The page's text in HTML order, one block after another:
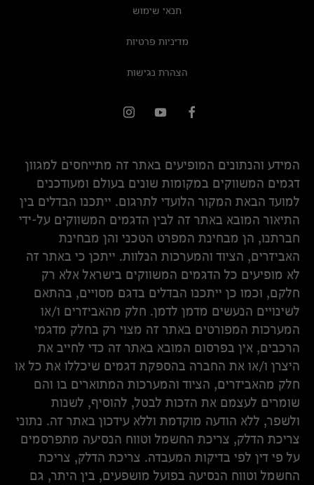
תנאי שימוש
מדיניות פרטיות
הצהרת נגישות
המידע והנתונים המופיעים באתר זה מתייחסים למגוון
דגמים המשווקים במקומות שונים בעולם ומעודכנים
למועד הבאת המקור הלועדי לתרגום. ייתכנו הבדלים בין
התיאור המובא באתר זה לבין הדגמים המשווקים על-ידי
חברתנו, הן מבחינת המפרט הטכני והן מבחינת
האביזרים, הציוד והמערכות הנלוות. ייתכן כי באתר זה
לא מופיעים כל הדגמים המשווקים בישראל אלא רק
חלקם, וכמו כן ייתכנו הבדלים בדגם מסויים, בהתאם
לשינויים הנעשים מדמן לדמן. חלק מהאביזרים ו/או
המערכות המפורטים באתר זה מצוי רק בחלק מדגמי
הרכבים, אין בפרסום המובא באתר זה כדי לחייב את
היצרן ו/או את החברה בהספקת דגמים שיכללו את כל או
חלק מהאביזרים, הציוד והמערכות המתוארים בו והם
שומרים לעצמם את הזכות לבטל, להוסיף, לשנות
ולשפר, ללא הודעה מוקדמת וללא עידכון באתר זה. נתוני
צריכת הדלק, צריכת החשמל וטווח הנסיעה מתפרסמים
על פי דין לפי בדיקות המעבדה. צריכת הדלק, צריכת
החשמל וטווח הנסיעה בפועל מושפעים, בין היתר, גם